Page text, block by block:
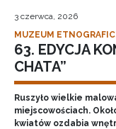
3 czerwca, 2026
MUZEUM
63. EDYCJA
CHATA”
Ruszyło wielkie
miejscowościach.
kwiatów ozdabia